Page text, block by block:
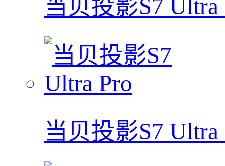
当贝投影S7
当贝投影S7 Ultra